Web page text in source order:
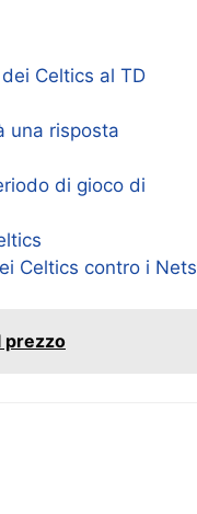
Celtics al TD
una risposta
di gioco di
Celtics contro i Nets
prezzo